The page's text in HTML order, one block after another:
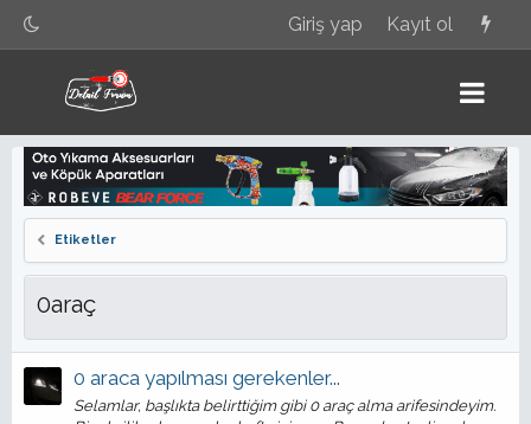
Giriş yap Kayıt ol
Etiketler
0araç
0 araca yapılması gerekenler...
Selamlar, başlıkta belirttiğim gibi 0 araç alma arifesindeyim.